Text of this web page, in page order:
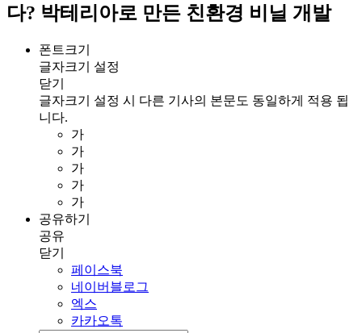
다? 박테리아로 만든 친환경 비닐 개발
폰트크기
글자크기 설정
닫기
글자크기 설정 시 다른 기사의 본문도 동일하게 적용 됩
니다.
가
가
가
가
가
공유하기
공유
닫기
페이스북
네이버블로그
엑스
카카오톡